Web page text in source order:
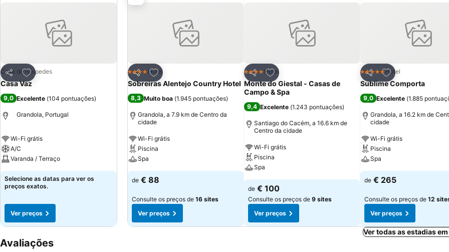
Partilhar
Adicionar aos favoritos
Casa de hóspedes
Casa Vaz
9,0 Excelente (104 pontuações)
Grandola, Portugal
Wi-Fi grátis
A/C
Varanda / Terraço
Selecione as datas para ver os
preços exatos.
Ver preços
Partilhar
Adicionar aos favoritos
4 EstrelasHotel
Sobreiras Alentejo Country Hotel
8,3 Muito boa (1.945 pontuações)
Grandola, a 7.9 km de Centro da
cidade
Wi-Fi grátis
Piscina
Spa
de € 88
Consulte os preços de 16 sites
Ver preços
Partilhar
Adicionar aos favoritos
4 EstrelasHotel
Monte do Giestal - Casas de
Campo & Spa
9,4 Excelente (1.243 pontuações)
Santiago do Cacém, a 16.6 km de
Centro da cidade
Wi-Fi grátis
Piscina
Spa
de € 100
Consulte os preços de 9 sites
Ver preços
Partilhar
Adicionar aos
5 EstrelasHotel
Sublime Comporta
9,0 Excelente (1.885
Grandola, a 16.2 km de
cidade
Wi-Fi grátis
Piscina
Spa
de € 265
Consulte os preços de 12
Ver preços
Ver todas as estadias
Avaliações